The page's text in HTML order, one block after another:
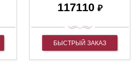
117110 ₽
БЫСТРЫЙ ЗАКАЗ